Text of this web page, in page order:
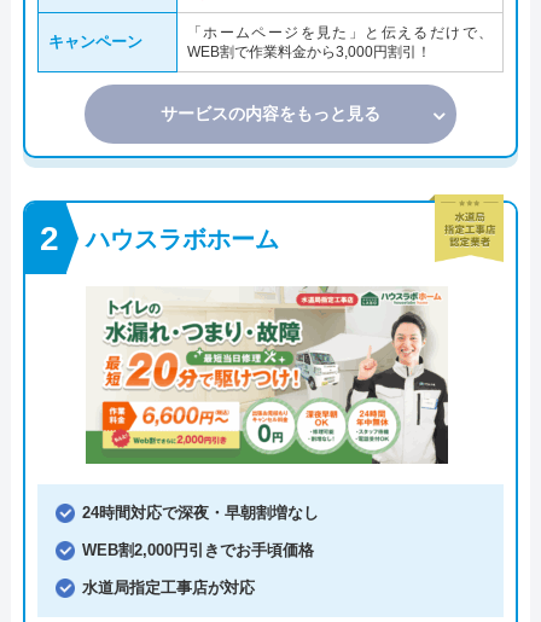
キャンペーン
「ホームページを見た」と伝えるだけで、
WEB割で作業料金から3,000円割引！
サービスの内容をもっと見る
ハウスラボホーム
24時間対応で深夜・早朝割増なし
WEB割2,000円引きでお手頃価格
水道局指定工事店が対応